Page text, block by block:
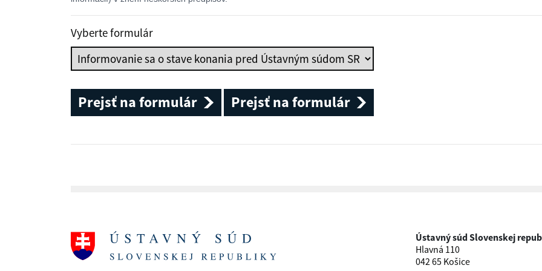
Vyberte formulár
Prejsť na formulár Prejsť na formulár
Ústavný súd Slovenskej
Hlavná 110
042 65 Košice